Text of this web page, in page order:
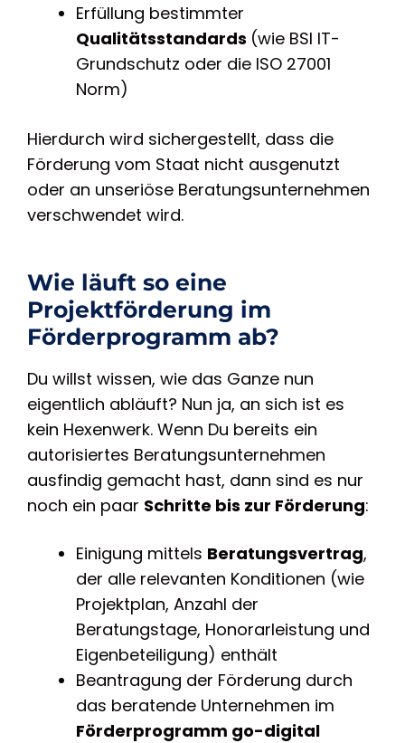
Erfüllung bestimmter
Qualitätsstandards (wie BSI IT-
Grundschutz oder die ISO 27001
Norm)
Hierdurch wird sichergestellt, dass die
Förderung vom Staat nicht ausgenutzt
oder an unseriöse Beratungsunternehmen
verschwendet wird.
Wie läuft so eine
Projektförderung im
Förderprogramm ab?
Du willst wissen, wie das Ganze nun
eigentlich abläuft? Nun ja, an sich ist es
kein Hexenwerk. Wenn Du bereits ein
autorisiertes Beratungsunternehmen
ausfindig gemacht hast, dann sind es nur
noch ein paar Schritte bis zur Förderung:
Einigung mittels Beratungsvertrag,
der alle relevanten Konditionen (wie
Projektplan, Anzahl der
Beratungstage, Honorarleistung und
Eigenbeteiligung) enthält
Beantragung der Förderung durch
das beratende Unternehmen im
Förderprogramm go-digital